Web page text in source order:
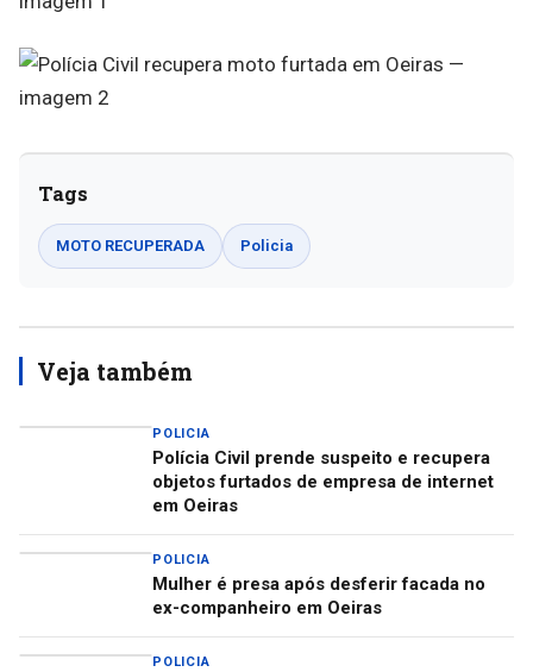
Tags
MOTO RECUPERADA Policia
Veja também
POLICIA
Polícia Civil prende suspeito e recupera
objetos furtados de empresa de internet
em Oeiras
POLICIA
Mulher é presa após desferir facada no
ex-companheiro em Oeiras
POLICIA